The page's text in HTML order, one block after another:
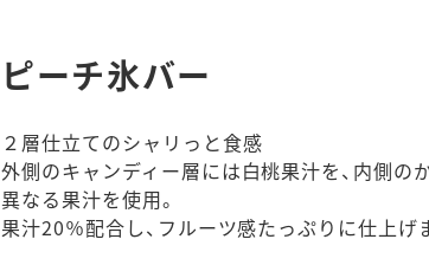
ピーチ氷バー
２層仕立てのシャリっと食感
外側のキャンディー層には白桃果汁を、内側の
異なる果汁を使用。
果汁20％配合し、フルーツ感たっぷりに仕上げ